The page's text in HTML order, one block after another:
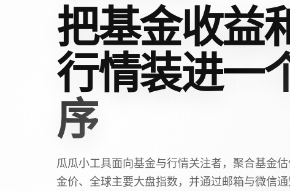
把基金收益
行情装进一
序
瓜瓜小工具面向基金与行情关注者，聚合基金
金价、全球主要大盘指数，并通过邮箱与微信通